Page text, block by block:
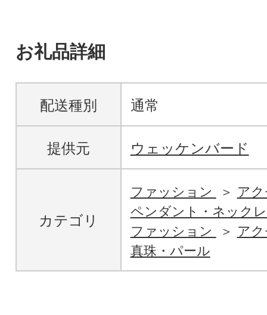
お礼品詳細
配送種別 通常
提供元 ウェッケンバード
カテゴリ
ファッション
ア
ペンダント・ネック
ファッション
ア
真珠・パール